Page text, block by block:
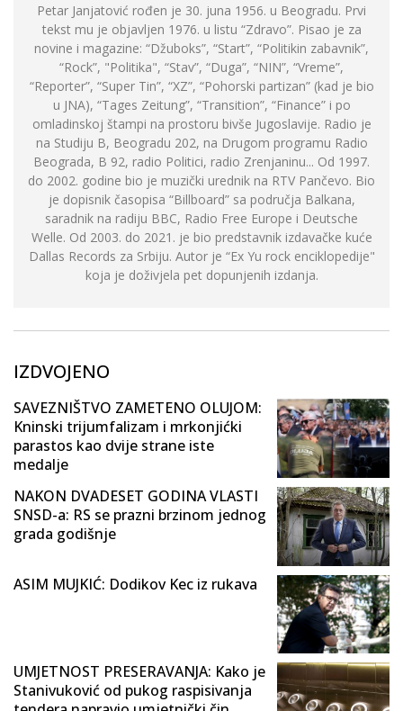
Petar Janjatović rođen je 30. juna 1956. u Beogradu. Prvi
tekst mu je objavljen 1976. u listu “Zdravo”. Pisao je za
novine i magazine: “Džuboks”, “Start”, “Politikin zabavnik”,
“Rock”, "Politika", “Stav”, “Duga”, “NIN”, “Vreme”,
“Reporter”, “Super Tin”, “XZ”, “Pohorski partizan” (kad je bio
u JNA), “Tages Zeitung”, “Transition”, “Finance” i po
omladinskoj štampi na prostoru bivše Jugoslavije. Radio je
na Studiju B, Beogradu 202, na Drugom programu Radio
Beograda, B 92, radio Politici, radio Zrenjaninu... Od 1997.
do 2002. godine bio je muzički urednik na RTV Pančevo. Bio
je dopisnik časopisa “Billboard” sa područja Balkana,
saradnik na radiju BBC, Radio Free Europe i Deutsche
Welle. Od 2003. do 2021. je bio predstavnik izdavačke kuće
Dallas Records za Srbiju. Autor je “Ex Yu rock enciklopedije"
koja je doživjela pet dopunjenih izdanja.
IZDVOJENO
SAVEZNIŠTVO ZAMETENO OLUJOM:
Kninski trijumfalizam i mrkonjićki
parastos kao dvije strane iste
medalje
NAKON DVADESET GODINA VLASTI
SNSD-a: RS se prazni brzinom jednog
grada godišnje
ASIM MUJKIĆ: Dodikov Kec iz rukava
UMJETNOST PRESERAVANJA: Kako je
Stanivuković od pukog raspisivanja